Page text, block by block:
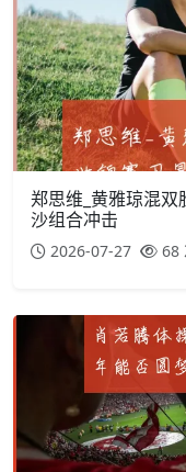
郑思维_黄雅琼混
沙组合冲击
2026-07-27 68